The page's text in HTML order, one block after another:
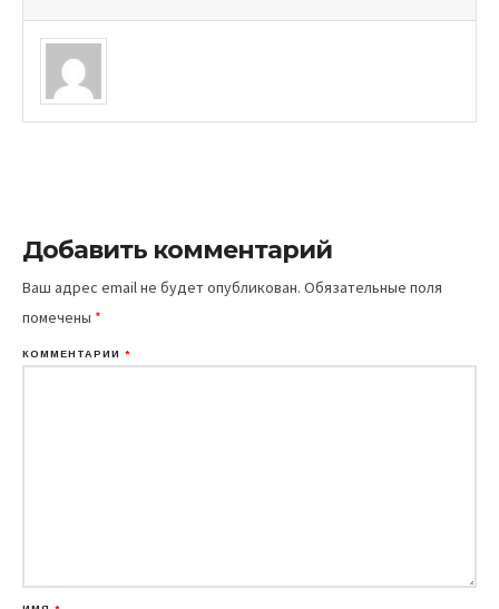
Добавить комментарий
Ваш адрес email не будет опубликован. Обязательные поля
помечены *
КОММЕНТАРИЙ *